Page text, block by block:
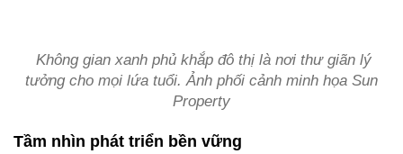
Không gian xanh phủ khắp đô thị là nơi thư giãn lý
tưởng cho mọi lứa tuổi. Ảnh phối cảnh minh họa Sun
Property
Tầm nhìn phát triển bền vững